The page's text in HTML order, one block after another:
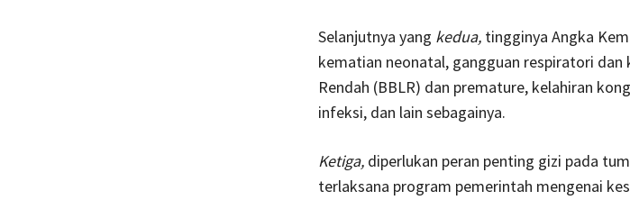
Selanjutnya yang kedua, tingginya Angka
kematian neonatal, gangguan respiratori dan
Rendah (BBLR) dan premature, kelahiran
infeksi, dan lain sebagainya.
Ketiga, diperlukan peran penting gizi pada
terlaksana program pemerintah mengenai